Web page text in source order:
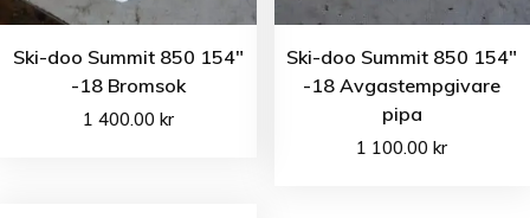
Ski-doo Summit 850 154″
-18 Bromsok
1 400.00 kr
Ski-doo Summit 850 154″
-18 Avgastempgivare
pipa
1 100.00kr